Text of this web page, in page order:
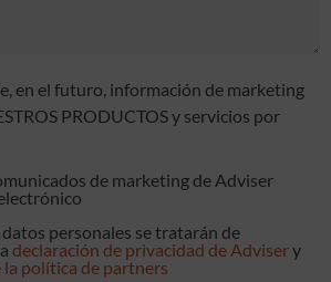
en el futuro, información de marketing
PRODUCTOS y servicios por
de marketing de Adviser
personales se tratarán de
declaración de privacidad de Advisery
la política de partners